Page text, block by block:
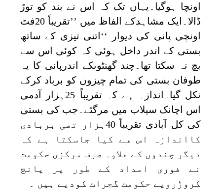
اونچا ہوگیا۔یہاں تک کہ اس نے بند کو توڑ
ڈالا۔ایک مشاہدکے الفاظ میں ’’تقریباً 20فٹ
اونچی پانی کی دیوار ‘‘اتنی تیزی کے ساتھ
بستی کے اندر داخل ہوئی کہ کوئی اس سے
بچ نہ سکتا تھا۔چند گھنٹوںکے اندرپانی کا یہ
طوفان بستی کی تمام چیزوں کو برباد کرکے
نکل گیا۔اندازہ ہے کہ تقریباً 25ہزار آدمی
اس اچانک سیلاب میں مرگئے۔جب کی بستی
کی کل آبادی تقریباً 40ہزار تھی بربادی
کااندازہ اس سے کیا جاسکتا ہے کہ
دیگر چندوں کے علاوہ صرف مرکزی حکومت
نے فوری امداد کے طور پر پانچ
کروڑروپے حکومت گجرات کودیے ہیں ۔